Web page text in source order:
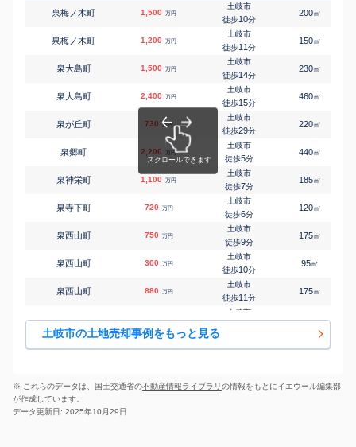
泉梅ノ木町 1,500 万円
土岐市
徒歩10分
200㎡
泉梅ノ木町 1,200 万円
土岐市
徒歩11分
150㎡
泉大島町 1,500 万円
土岐市
徒歩14分
230㎡
泉大島町 2,400 万円
土岐市
徒歩15分
460㎡
泉が丘町 730 万円
土岐市
徒歩29分
220㎡
泉郷町 2,200 万円
土岐市
徒歩5分
440㎡
泉神栄町 1,100 万円
土岐市
徒歩7分
185㎡
泉寺下町 720 万円
土岐市
徒歩6分
120㎡
泉西山町 750 万円
土岐市
徒歩9分
175㎡
泉西山町 300 万円
土岐市
徒歩10分
95㎡
泉西山町 880 万円
土岐市
徒歩11分
175㎡
泉明治町 770 万円
土岐市
260㎡
駄知町 80 万円
-
80㎡
徒歩-分
駄知町
土岐市の土地売却事例をもっと見る
※ これらのデータは、国土交通省の不動産情報ライブラリの情報をもとにイエウール編集部
が作成しています。
データ更新日: 2025年10月29日